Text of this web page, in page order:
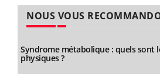
NOUS VOUS
Syndrome métabolique : quels sont
physiques ?